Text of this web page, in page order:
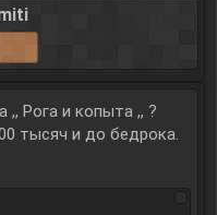
,, Рога и копыта ,, ?
тысяч и до бедрока.